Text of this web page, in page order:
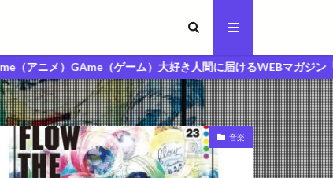
（ゲーム）大好き人間に届けるWEBマガジン「MAGA人マガジ
音楽